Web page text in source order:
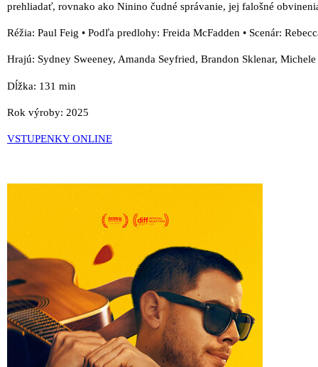
prehliadať, rovnako ako Ninino čudné správanie, jej falošné
Réžia: Paul Feig • Podľa predlohy: Freida McFadden • Scenár:
Hrajú: Sydney Sweeney, Amanda Seyfried, Brandon Sklenar,
Dĺžka: 131 min
Rok výroby: 2025
VSTUPENKY ONLINE